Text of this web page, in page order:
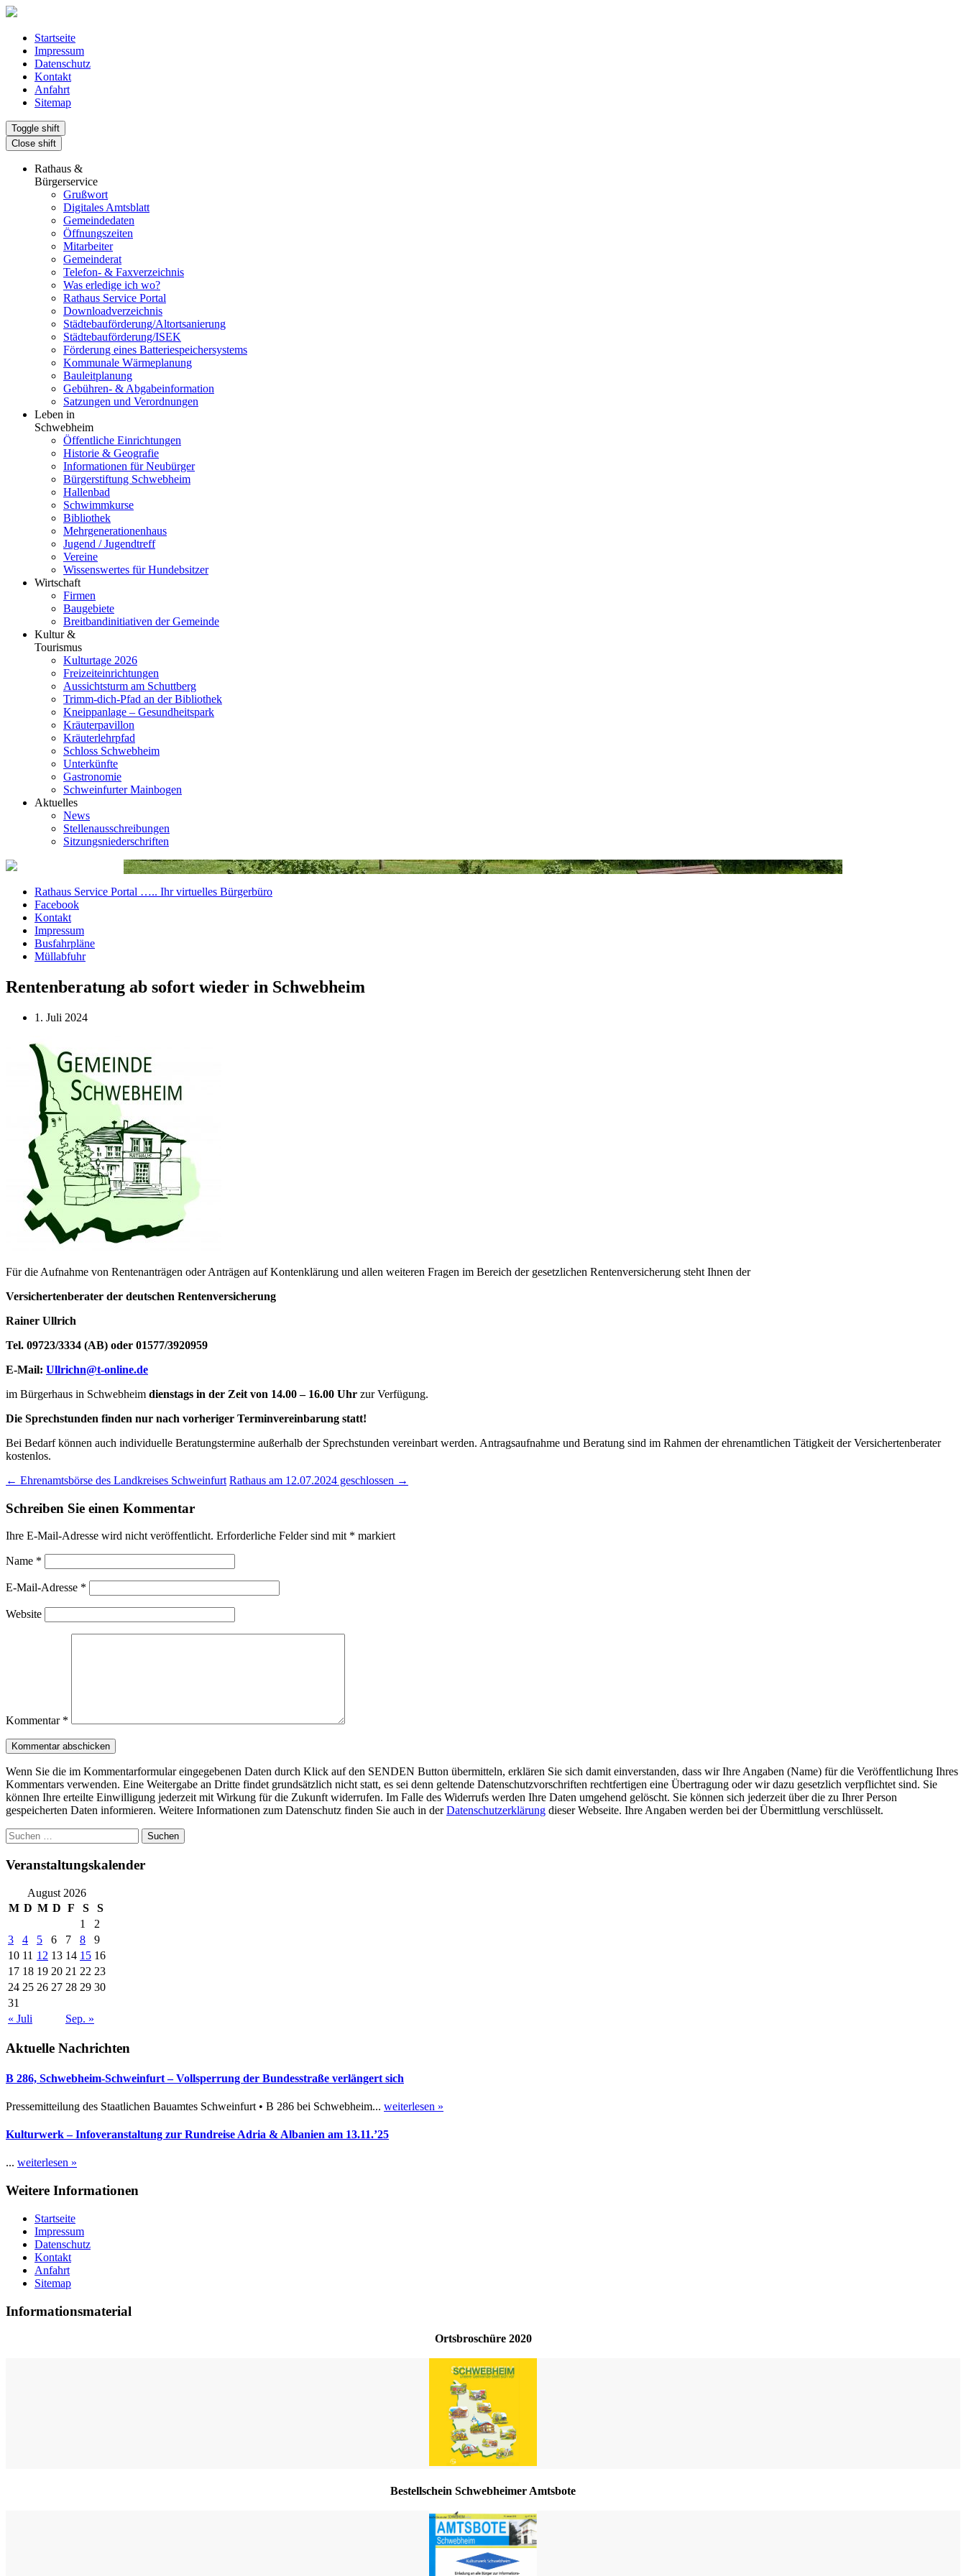
Startseite
Impressum
Datenschutz
Kontakt
Anfahrt
Sitemap
Toggle shift
Close shift
Rathaus &
Bürgerservice
Grußwort
Digitales Amtsblatt
Gemeindedaten
Öffnungszeiten
Mitarbeiter
Gemeinderat
Telefon- & Faxverzeichnis
Was erledige ich wo?
Rathaus Service Portal
Downloadverzeichnis
Städtebauförderung/Altortsanierung
Städtebauförderung/ISEK
Förderung eines Batteriespeichersystems
Kommunale Wärmeplanung
Bauleitplanung
Gebühren- & Abgabeinformation
Satzungen und Verordnungen
Leben in
Schwebheim
Öffentliche Einrichtungen
Historie & Geografie
Informationen für Neubürger
Bürgerstiftung Schwebheim
Hallenbad
Schwimmkurse
Bibliothek
Mehrgenerationenhaus
Jugend / Jugendtreff
Vereine
Wissenswertes für Hundebsitzer
Wirtschaft
Firmen
Baugebiete
Breitbandinitiativen der Gemeinde
Kultur &
Tourismus
Kulturtage 2026
Freizeiteinrichtungen
Aussichtsturm am Schuttberg
Trimm-dich-Pfad an der Bibliothek
Kneippanlage – Gesundheitspark
Kräuterpavillon
Kräuterlehrpfad
Schloss Schwebheim
Unterkünfte
Gastronomie
Schweinfurter Mainbogen
Aktuelles
News
Stellenausschreibungen
Sitzungsniederschriften
Rathaus Service Portal ….. Ihr virtuelles Bürgerbüro
Facebook
Kontakt
Impressum
Busfahrpläne
Müllabfuhr
Rentenberatung ab sofort wieder in Schwebheim
1. Juli 2024
Für die Aufnahme von Rentenanträgen oder Anträgen auf Kontenklärung und allen weiteren Fragen im Bereich der gesetzlichen Rentenversicherung steht Ihnen der
Versichertenberater der deutschen Rentenversicherung
Rainer Ullrich
Tel. 09723/3334 (AB) oder 01577/3920959
E-Mail: Ullrichn@t-online.de
im Bürgerhaus in Schwebheim dienstags in der Zeit von 14.00 – 16.00 Uhr zur Verfügung.
Die Sprechstunden finden nur nach vorheriger Terminvereinbarung statt!
Bei Bedarf können auch individuelle Beratungstermine außerhalb der Sprechstunden vereinbart werden. Antragsaufnahme und Beratung sind im Rahmen der ehrenamtlichen Tätigkeit der Versichertenberater
kostenlos.
Post
navigation
← Ehrenamtsbörse des Landkreises Schweinfurt Rathaus am 12.07.2024 geschlossen →
Schreiben Sie einen Kommentar
Ihre E-Mail-Adresse wird nicht veröffentlicht. Erforderliche Felder sind mit * markiert
Name *
E-Mail-Adresse *
Website
Kommentar *
Wenn Sie die im Kommentarformular eingegebenen Daten durch Klick auf den SENDEN Button übermitteln, erklären Sie sich damit einverstanden, dass wir Ihre Angaben (Name) für die Veröffentlichung Ihres
Kommentars verwenden. Eine Weitergabe an Dritte findet grundsätzlich nicht statt, es sei denn geltende Datenschutzvorschriften rechtfertigen eine Übertragung oder wir dazu gesetzlich verpflichtet sind. Sie
können Ihre erteilte Einwilligung jederzeit mit Wirkung für die Zukunft widerrufen. Im Falle des Widerrufs werden Ihre Daten umgehend gelöscht. Sie können sich jederzeit über die zu Ihrer Person
gespeicherten Daten informieren. Weitere Informationen zum Datenschutz finden Sie auch in derDatenschutzerklärung dieser Webseite. Ihre Angaben werden bei der Übermittlung verschlüsselt.
Suchen
nach:
Veranstaltungskalender
August 2026
M D M D F S
S
1
2
3
4 5 6 7 8
9
10 11 12 13 14 15 16
17 18 19 20 21 22 23
24 25 26 27 28 29 30
31
« Juli
Sep. »
Aktuelle Nachrichten
B 286, Schwebheim-Schweinfurt – Vollsperrung der Bundesstraße verlängert sich
Pressemitteilung des Staatlichen Bauamtes Schweinfurt • B 286 bei Schwebheim... weiterlesen »
Kulturwerk – Infoveranstaltung zur Rundreise Adria & Albanien am 13.11.’25
... weiterlesen »
Weitere Informationen
Startseite
Impressum
Datenschutz
Kontakt
Anfahrt
Sitemap
Informationsmaterial
Ortsbroschüre 2020
Bestellschein Schwebheimer Amtsbote